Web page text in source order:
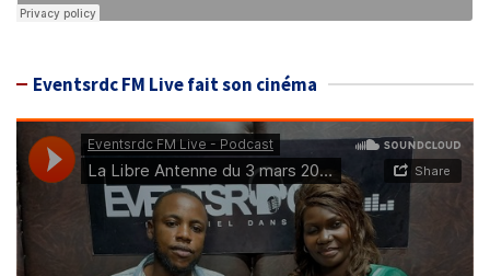
Eventsrdc FM Live fait son cinéma